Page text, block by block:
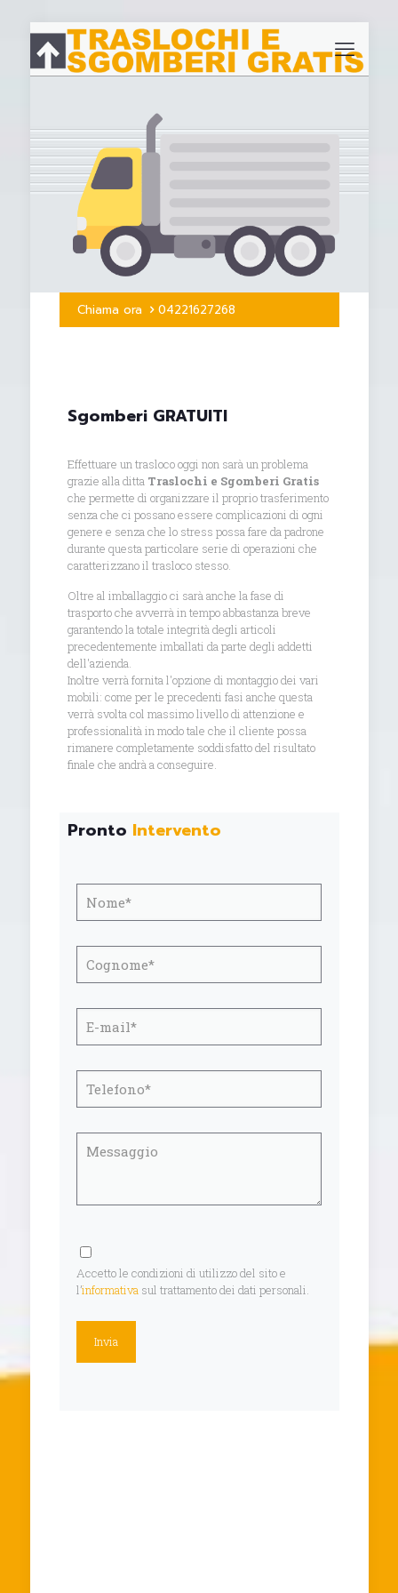
Chiama ora 04221627268
Sgomberi GRATUITI
Effettuare un trasloco oggi non sarà un problema
grazie alla ditta Traslochi e Sgomberi Gratis
che permette di organizzare il proprio trasferimento
senza che ci possano essere complicazioni di ogni
genere e senza che lo stress possa fare da padrone
durante questa particolare serie di operazioni che
caratterizzano il trasloco stesso.
Oltre al imballaggio ci sarà anche la fase di
trasporto che avverrà in tempo abbastanza breve
garantendo la totale integrità degli articoli
precedentemente imballati da parte degli addetti
dell'azienda.
Inoltre verrà fornita l'opzione di montaggio dei vari
mobili: come per le precedenti fasi anche questa
verrà svolta col massimo livello di attenzione e
professionalità in modo tale che il cliente possa
rimanere completamente soddisfatto del risultato
finale che andrà a conseguire.
Pronto Intervento
Accetto le condizioni di utilizzo del sito e
l’informativa sul trattamento dei dati personali.